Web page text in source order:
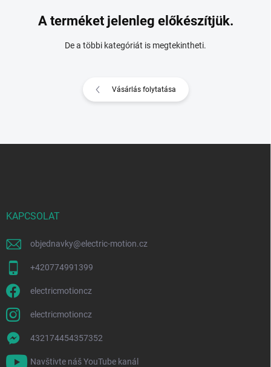
A terméket jelenleg előkészítjük.
De a többi kategóriát is megtekintheti.
Vásárlás folytatása
KAPCSOLAT
objednavky@electric-motion.cz
+420774991399
electricmotioncz
electricmotioncz
432174454357352
Navštivte náš YouTube kanál